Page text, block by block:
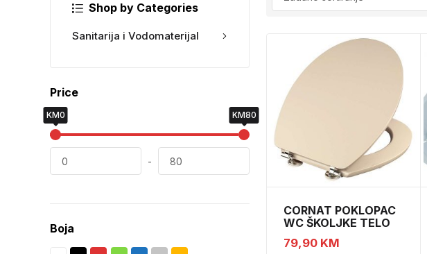
Shop by Categories
Sanitarija i Vodomaterijal
Price
KM0 KM80
-
Boja
CORNAT POKLOPAC
WC ŠKOLJKE TELO
79,90 KM